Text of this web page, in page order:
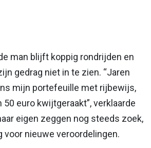
man blijft koppig rondrijden en
gedrag niet in te zien. “Jaren
mijn portefeuille met rijbewijs,
euro kwijtgeraakt”, verklaarde
eigen zeggen nog steeds zoek,
voor nieuwe veroordelingen.